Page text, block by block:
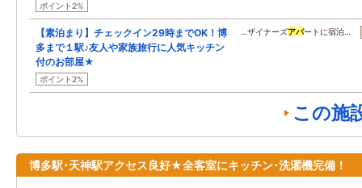
ポイント2%
【素泊まり】チェックイン29時までOK！博
多まで１駅♪友人や家族旅行に人気キッチン
付のお部屋★
ポイント2%
…ザイナーズアパートに宿泊…
この施
博多駅･天神駅アクセス良好★全客室にキッチン･洗濯機完備！